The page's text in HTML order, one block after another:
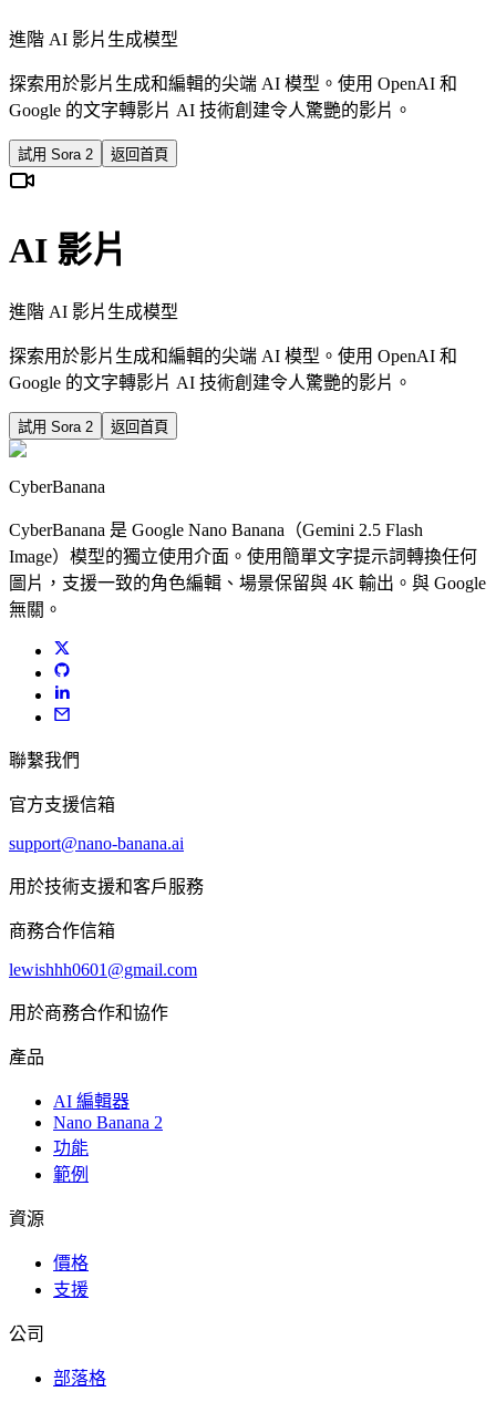
進階 AI 影片生成模型
探索用於影片生成和編輯的尖端 AI 模型。使用 OpenAI 和
Google 的文字轉影片 AI 技術創建令人驚艷的影片。
試用 Sora 2 返回首頁
AI 影片
進階 AI 影片生成模型
探索用於影片生成和編輯的尖端 AI 模型。使用 OpenAI 和
Google 的文字轉影片 AI 技術創建令人驚艷的影片。
試用 Sora 2 返回首頁
CyberBanana
CyberBanana 是 Google Nano Banana（Gemini 2.5 Flash
Image）模型的獨立使用介面。使用簡單文字提示詞轉換任何
圖片，支援一致的角色編輯、場景保留與 4K 輸出。與 Google
無關。
聯繫我們
官方支援信箱
support@nano-banana.ai
用於技術支援和客戶服務
商務合作信箱
lewishhh0601@gmail.com
用於商務合作和協作
產品
AI 編輯器
Nano Banana 2
功能
範例
資源
價格
支援
公司
部落格